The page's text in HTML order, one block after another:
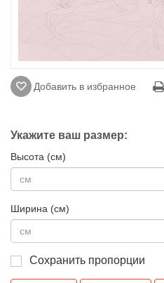
Добавить в избранное
Укажите ваш размер:
Высота (см)
Ширина (см)
Сохранить пропорции